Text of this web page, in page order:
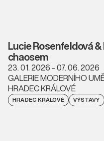
Lucie Rosenfeldová
chaosem
23. 01. 2026 - 07. 06. 2026
GALERIE MODERNÍHO
HRADEC KRÁLOVÉ
HRADEC KRÁLOVÉ VÝSTAVY